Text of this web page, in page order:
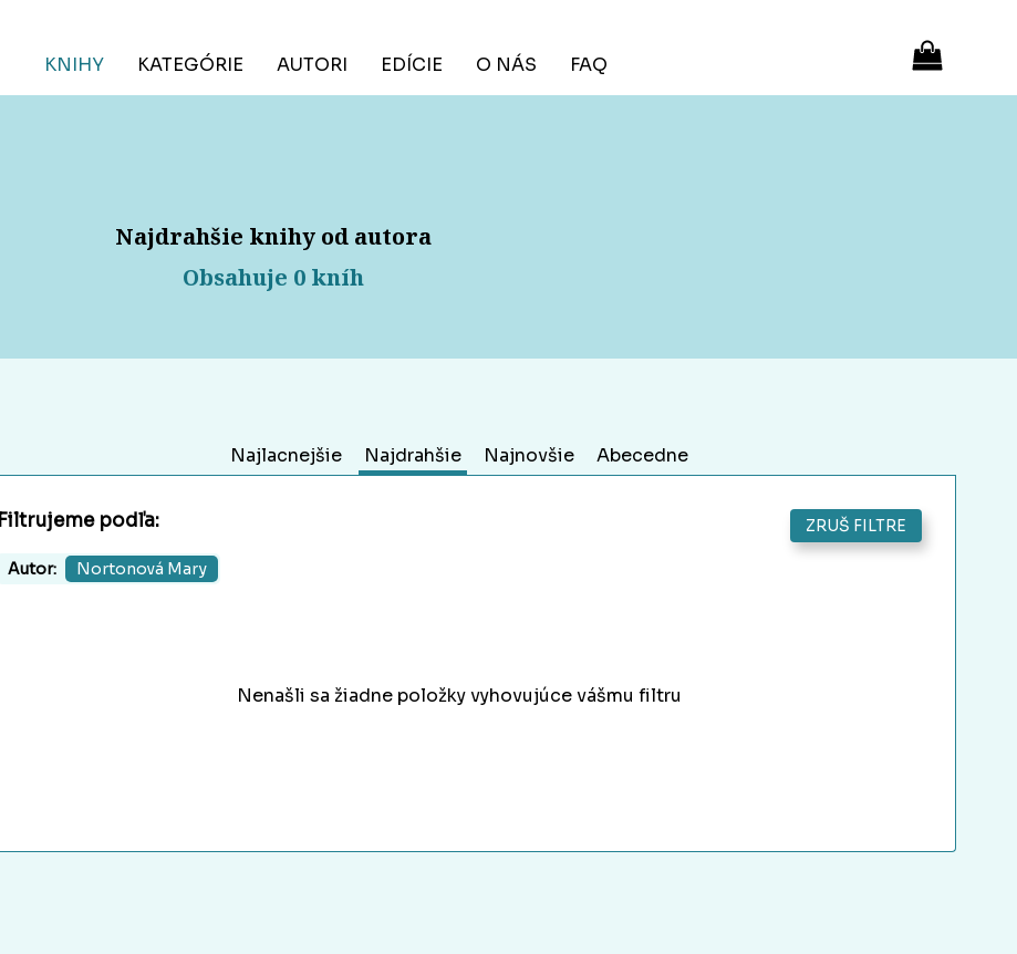
KNIHY KATEGÓRIE AUTORI EDÍCIE O NÁS FAQ
Najdrahšie knihy od autora
Obsahuje 0 kníh
Najlacnejšie Najdrahšie Najnovšie Abecedne
Filtrujeme podľa: ZRUŠ FILTRE
Autor: Nortonová Mary
Nenašli sa žiadne položky vyhovujúce vášmu filtru